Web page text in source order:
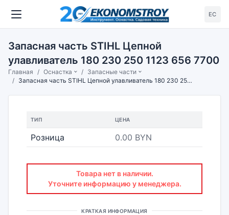
ЕС
Запасная часть STIHL Цепной
улавливатель 180 230 250 1123 656 7700
Главная Оснастка
Запасные части
Запасная часть STIHL Цепной улавливатель 180 230 250 1123 656 7700
ТИП ЦЕНА
Розница 0.00 BYN
Товара нет в наличии.
Уточните информацию у менеджера.
КРАТКАЯ ИНФОРМАЦИЯ